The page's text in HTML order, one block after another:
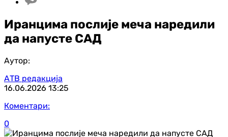
Иранцима послије меча наредили
да напусте САД
Аутор:
АТВ редакција
16.06.2026 13:25
Коментари:
0